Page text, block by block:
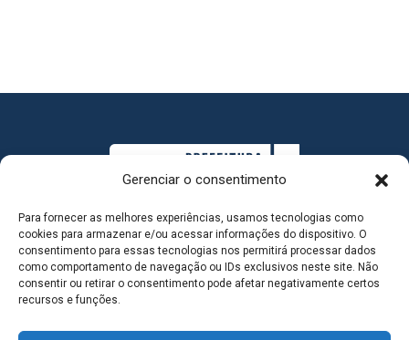
Gerenciar o consentimento
Para fornecer as melhores experiências, usamos tecnologias como
cookies para armazenar e/ou acessar informações do dispositivo. O
consentimento para essas tecnologias nos permitirá processar dados
como comportamento de navegação ou IDs exclusivos neste site. Não
consentir ou retirar o consentimento pode afetar negativamente certos
recursos e funções.
MAPA DO SITE